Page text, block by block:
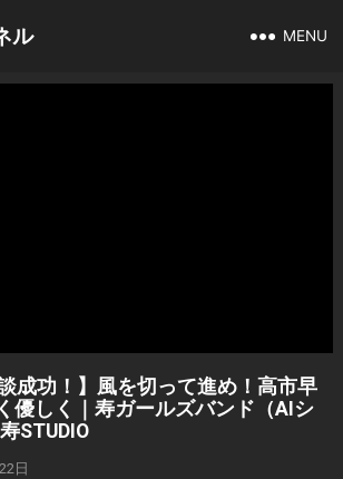
ル MENU
成功！】風を切って進め！高市早
優しく｜寿ガールズバンド（AIシ
STUDIO
日